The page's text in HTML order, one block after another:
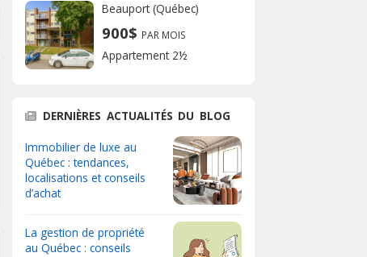
Beauport (Québec)
900$ PAR MOIS
Appartement 2½
DERNIÈRES ACTUALITÉS DU BLOG
Immobilier de luxe au
Québec : tendances,
localisations et conseils
d’achat
La gestion de propriété
au Québec : conseils